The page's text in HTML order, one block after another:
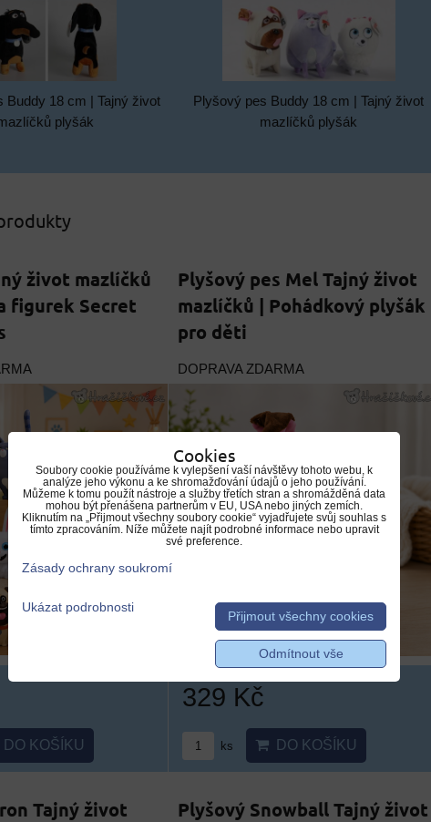
Buddy 18 cm | Tajný život
plyšák
Plyšový pes Buddy 18 cm | Tajný život
mazlíčků plyšák
život mazlíčků
figurek Secret
KOŠÍKU
Plyšový pes Mel Tajný život
mazlíčků | Pohádkový plyšák
pro děti
DOPRAVA ZDARMA
329 Kč
ks DO KOŠÍKU
Tajný život
Plyšový Snowball Tajný život
Cookies
Soubory cookie používáme k vylepšení vaší návštěvy tohoto webu, k
analýze jeho výkonu a ke shromažďování údajů o jeho používání.
Můžeme k tomu použít nástroje a služby třetích stran a shromážděná data
mohou být přenášena partnerům v EU, USA nebo jiných zemích.
Kliknutím na „Přijmout všechny soubory cookie“ vyjadřujete svůj souhlas s
tímto zpracováním. Níže můžete najít podrobné informace nebo upravit
své preference.
Zásady ochrany soukromí
Ukázat podrobnosti
Přijmout všechny cookies
Odmítnout vše